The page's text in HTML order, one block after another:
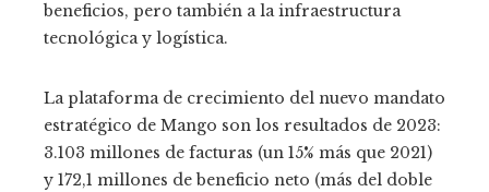
beneficios, pero también a la infraestructura
tecnológica y logística.
La plataforma de crecimiento del nuevo mandato
estratégico de Mango son los resultados de 2023:
3.103 millones de facturas (un 15% más que 2021)
y 172,1 millones de beneficio neto (más del doble